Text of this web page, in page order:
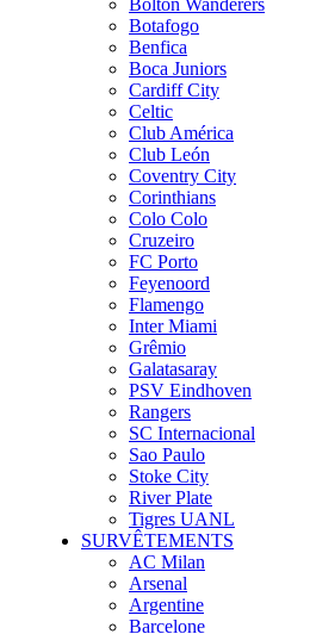
Bolton Wanderers
Botafogo
Benfica
Boca Juniors
Cardiff City
Celtic
Club América
Club León
Coventry City
Corinthians
Colo Colo
Cruzeiro
FC Porto
Feyenoord
Flamengo
Inter Miami
Grêmio
Galatasaray
PSV Eindhoven
Rangers
SC Internacional
Sao Paulo
Stoke City
River Plate
Tigres UANL
SURVÊTEMENTS
AC Milan
Arsenal
Argentine
Barcelone